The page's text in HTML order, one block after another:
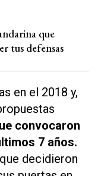
que
tus defensas
en el 2018 y,
convocaron
7 años.
decidieron